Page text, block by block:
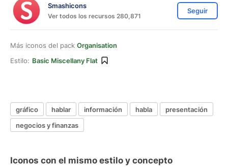
Smashicons
Ver todos los recursos 280,871
Seguir
Más iconos del pack Organisation
Estilo: Basic Miscellany Flat
gráfico hablar información habla
presentación
negocios y finanzas
Iconos con el mismo estilo y concepto